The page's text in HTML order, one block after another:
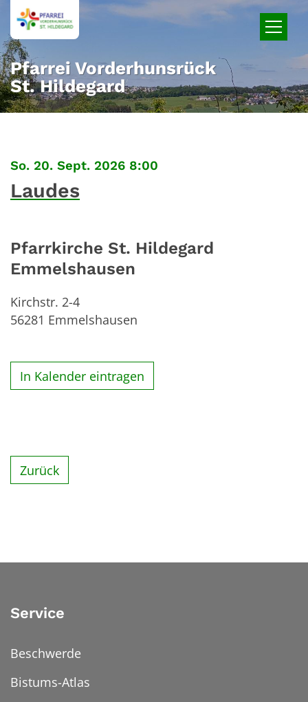
Zum Inhalt springen
Pfarrei Vorderhunsrück
St. Hildegard
So. 20. Sept. 2026 8:00
Laudes
Pfarrkirche St. Hildegard
Emmelshausen
Kirchstr. 2-4
56281 Emmelshausen
In Kalender eintragen
Zurück
Service
Beschwerde
Bistums-Atlas